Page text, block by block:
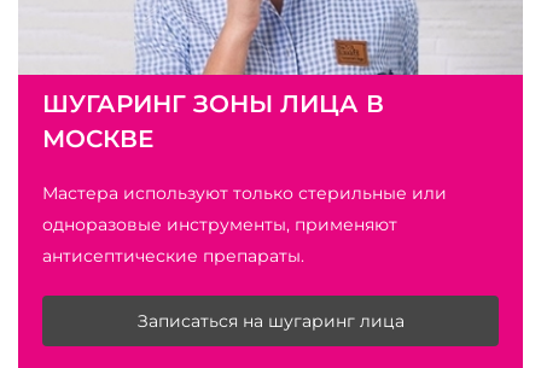
ШУГАРИНГ ЗОНЫ ЛИЦА В
МОСКВЕ
Мастера используют только стерильные или
одноразовые инструменты, применяют
антисептические препараты.
Записаться на шугаринг лица